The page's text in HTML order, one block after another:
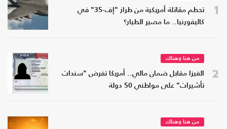
1
تحطم مقاتلة أمريكية من طراز "إف-35" في
كاليفورنيا.. ما مصير الطيار؟
2
من هنا وهناك
الفيزا مقابل ضمان مالي.. أمريكا تفرض "سندات
تأشيرات" على مواطني 50 دولة
من هنا وهناك